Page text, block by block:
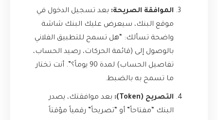
الموافقة الصريحة: بعد تسجيل الدخول في
موقع البنك، سيعرض عليك البنك شاشة
واضحة تسألك: “هل تسمح للتطبيق الفلاني
بالوصول إلى (قائمة الحركات، رصيد الحساب،
تفاصيل الحساب) لمدة 90 يوماً؟”. أنت تختار
ما تسمح به بالضبط.
التصريح (Token):
بعد موافقتك، يصدر
البنك “مفتاحاً” أو “تصريحاً” رقمياً مؤقتاً